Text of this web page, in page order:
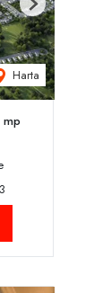
Harta
Next
mp